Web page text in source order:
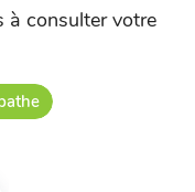
à consulter votre